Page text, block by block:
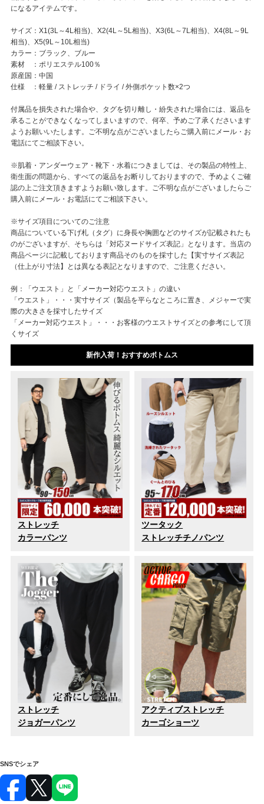
になるアイテムです。
サイズ：X1(3L～4L相当)、X2(4L～5L相当)、X3(6L～7L相当)、X4(8L～9L
相当)、X5(9L～10L相当)
カラー：ブラック、ブルー
素材 ：ポリエステル100％
原産国：中国
仕様 ：軽量 / ストレッチ / ドライ / 外側ポケット数×2つ
付属品を損失された場合や、タグを切り離し・紛失された場合には、返品を
承ることができなくなってしまいますので、何卒、予めご了承くださいます
ようお願いいたします。ご不明な点がございましたらご購入前にメール・お
電話にてご相談下さい。
※肌着・アンダーウェア・靴下・水着につきましては、その製品の特性上、
衛生面の問題から、すべての返品をお断りしておりますので、予めよくご確
認の上ご注文頂きますようお願い致します。ご不明な点がございましたらご
購入前にメール・お電話にてご相談下さい。
※サイズ項目についてのご注意
商品についている下げ札（タグ）に身長や胸囲などのサイズが記載されたも
のがございますが、そちらは「対応ヌードサイズ表記」となります。当店の
商品ページに記載しております商品そのものを採寸した【実寸サイズ表記
（仕上がり寸法】とは異なる表記となりますので、ご注意ください。
例：「ウエスト」と「メーカー対応ウエスト」の違い
「ウエスト」・・・実寸サイズ（製品を平らなところに置き、メジャーで実
際の大きさを採寸したサイズ
「メーカー対応ウエスト」・・・お客様のウエストサイズとの参考にして頂
くサイズ
新作入荷！おすすめボトムス
ストレッチ
カラーパンツ
ツータック
ストレッチチノパンツ
ストレッチ
ジョガーパンツ
アクティブストレッチ
カーゴショーツ
SNSでシェア